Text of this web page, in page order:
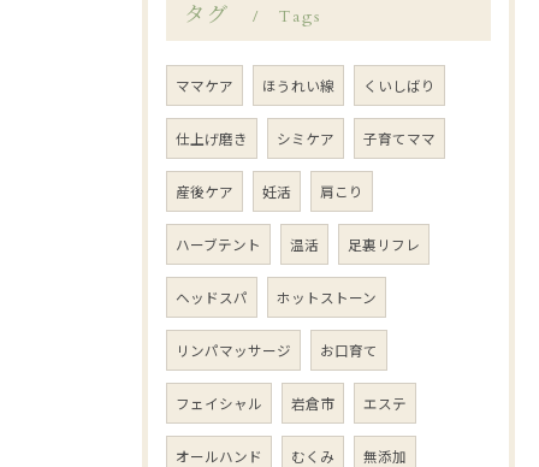
タグ Tags
ママケア ほうれい線 くいしばり
仕上げ磨き シミケア 子育てママ
産後ケア 妊活 肩こり
ハーブテント 温活 足裏リフレ
ヘッドスパ ホットストーン
リンパマッサージ お口育て
フェイシャル 岩倉市 エステ
オールハンド むくみ 無添加